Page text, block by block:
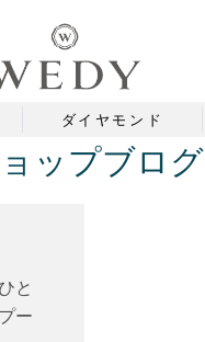
ダイヤモンド
ップブログ
と
ー